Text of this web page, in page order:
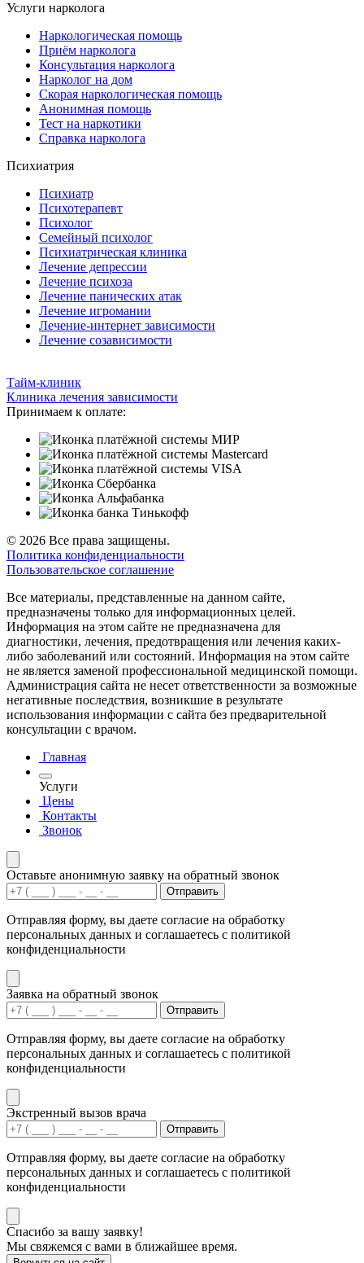
Услуги нарколога
Наркологическая помощь
Приём нарколога
Консультация нарколога
Нарколог на дом
Скорая наркологическая помощь
Анонимная помощь
Тест на наркотики
Справка нарколога
Психиатрия
Психиатр
Психотерапевт
Психолог
Семейный психолог
Психиатрическая клиника
Лечение депрессии
Лечение психоза
Лечение панических атак
Лечение игромании
Лечение-интернет зависимости
Лечение созависимости
Тайм-клиник
Клиника лечения зависимости
Принимаем к оплате:
© 2026 Все права защищены.
Политика конфиденциальности
Пользовательское соглашение
Все материалы, представленные на данном сайте,
предназначены только для информационных целей.
Информация на этом сайте не предназначена для
диагностики, лечения, предотвращения или лечения каких-
либо заболеваний или состояний. Информация на этом сайте
не является заменой профессиональной медицинской помощи.
Администрация сайта не несет ответственности за возможные
негативные последствия, возникшие в результате
использования информации с сайта без предварительной
консультации с врачом.
Главная
Услуги
Цены
Контакты
Звонок
Оставьте анонимную заявку на обратный звонок
Отправить
Отправляя форму, вы даете согласие на обработку
персональных данных и соглашаетесь с политикой
конфиденциальности
Заявка на обратный звонок
Отправить
Отправляя форму, вы даете согласие на обработку
персональных данных и соглашаетесь с политикой
конфиденциальности
Экстренный вызов врача
Отправить
Отправляя форму, вы даете согласие на обработку
персональных данных и соглашаетесь с политикой
конфиденциальности
Спасибо за вашу заявку!
Мы свяжемся с вами в ближайшее время.